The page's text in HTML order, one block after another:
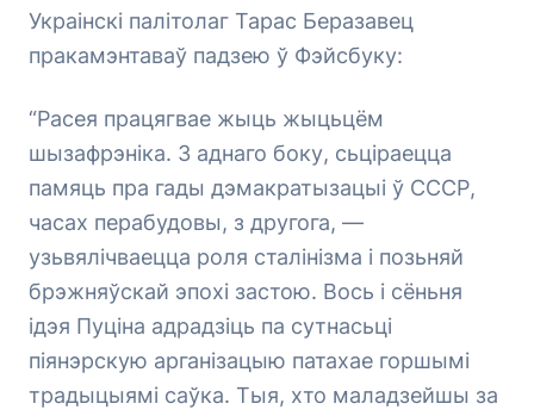
Украінскі палітолаг Тарас Беразавец
пракамэнтаваў падзею ў Фэйсбуку:
“Расея працягвае жыць жыцьцём
шызафрэніка. З аднаго боку, сьціраецца
памяць пра гады дэмакратызацыі ў СССР,
часах перабудовы, з другога, —
узьвялічваецца роля сталінізма і позьняй
брэжняўскай эпохі застою. Вось і сёньня
ідэя Пуціна адрадзіць па сутнасьці
піянэрскую арганізацыю патахае горшымі
традыцыямі саўка. Тыя, хто маладзейшы за